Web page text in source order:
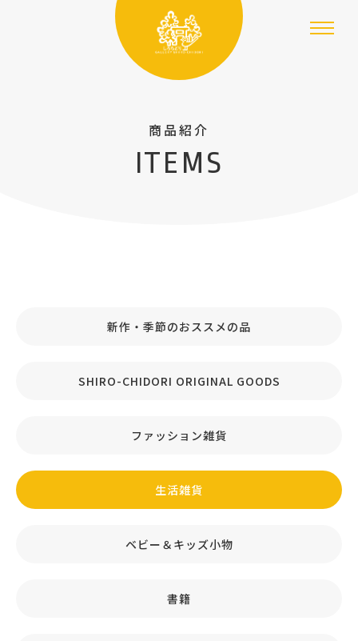
商品紹介
ITEMS
新作・季節のおススメの品
SHIRO-CHIDORI ORIGINAL GOODS
ファッション雑貨
生活雑貨
ベビー＆キッズ小物
書籍